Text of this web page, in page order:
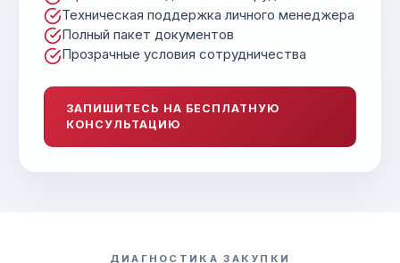
Техническая поддержка личного менеджера
Полный пакет документов
Прозрачные условия сотрудничества
ЗАПИШИТЕСЬ НА БЕСПЛАТНУЮ
КОНСУЛЬТАЦИЮ
ДИАГНОСТИКА ЗАКУПКИ